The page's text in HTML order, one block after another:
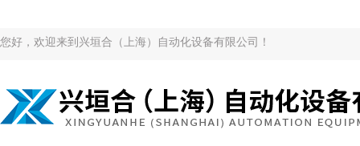
您好，欢迎来到兴垣合（上海）自动化设备有限公司！